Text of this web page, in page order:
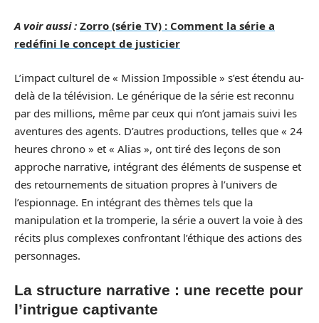
A voir aussi : Zorro (série TV) : Comment la série a
redéfini le concept de justicier
L’impact culturel de « Mission Impossible » s’est étendu au-
delà de la télévision. Le générique de la série est reconnu
par des millions, même par ceux qui n’ont jamais suivi les
aventures des agents. D’autres productions, telles que « 24
heures chrono » et « Alias », ont tiré des leçons de son
approche narrative, intégrant des éléments de suspense et
des retournements de situation propres à l’univers de
l’espionnage. En intégrant des thèmes tels que la
manipulation et la tromperie, la série a ouvert la voie à des
récits plus complexes confrontant l’éthique des actions des
personnages.
La structure narrative : une recette pour
l’intrigue captivante